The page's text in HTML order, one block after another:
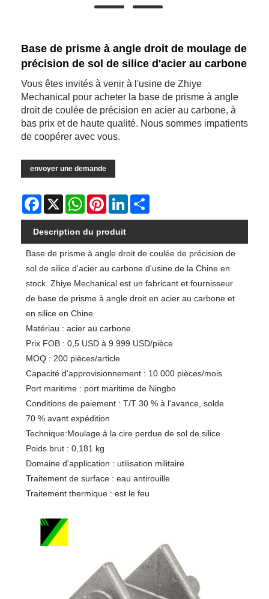
Base de prisme à angle droit de moulage de
précision de sol de silice d'acier au carbone
Vous êtes invités à venir à l'usine de Zhiye
Mechanical pour acheter la base de prisme à angle
droit de coulée de précision en acier au carbone, à
bas prix et de haute qualité. Nous sommes impatients
de coopérer avec vous.
envoyer une demande
Facebook
X WhatsAppPinterestLinkedIn
Description du produit
Base de prisme à angle droit de coulée de précision de
sol de silice d'acier au carbone d'usine de la Chine en
stock. Zhiye Mechanical est un fabricant et fournisseur
de base de prisme à angle droit en acier au carbone et
en silice en Chine.
Matériau : acier au carbone.
Prix ​​FOB : 0,5 USD à 9 999 USD/pièce
MOQ : 200 pièces/article
Capacité d'approvisionnement : 10 000 pièces/mois
Port maritime : port maritime de Ningbo
Conditions de paiement : T/T 30 % à l'avance, solde
70 % avant expédition
Technique:Moulage à la cire perdue de sol de silice
Poids brut : 0,181 kg
Domaine d'application : utilisation militaire.
Traitement de surface : eau antirouille.
Traitement thermique : est le feu